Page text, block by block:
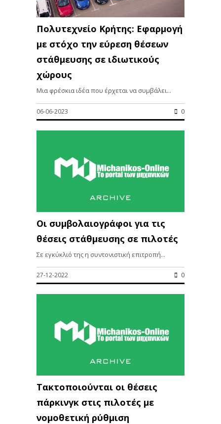
Πολυτεχνείο Κρήτης: Εφαρμογή
με στόχο την εύρεση θέσεων
στάθμευσης σε ιδιωτικούς
χώρους
Μια φρέσκια ιδέα που έρχεται να συμβάλει...
06-06-2023 0
Οι συμβολαιογράφοι για τις
θέσεις στάθμευσης σε πιλοτές
Σε εγκύκλιό της η συντονιστική επιτροπή...
27-12-2022 0
Τακτοποιούνται οι θέσεις
πάρκινγκ στις πιλοτές με
νομοθετική ρύθμιση